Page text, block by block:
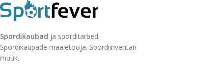
Spordikaubad ja sporditarbed.
Spordikaupade maaletooja. Spordiinventari
müük.